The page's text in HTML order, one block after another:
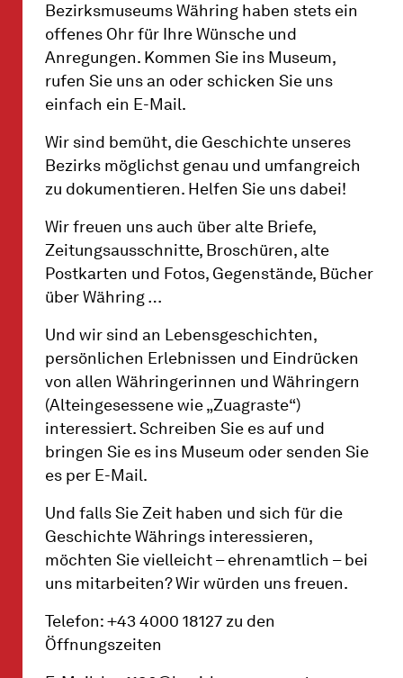
Bezirksmuseums Währing haben stets ein
offenes Ohr für Ihre Wünsche und
Anregungen. Kommen Sie ins Museum,
rufen Sie uns an oder schicken Sie uns
einfach ein E-Mail.
Wir sind bemüht, die Geschichte unseres
Bezirks möglichst genau und umfangreich
zu dokumentieren. Helfen Sie uns dabei!
Wir freuen uns auch über alte Briefe,
Zeitungsausschnitte, Broschüren, alte
Postkarten und Fotos, Gegenstände, Bücher
über Währing …
Und wir sind an Lebensgeschichten,
persönlichen Erlebnissen und Eindrücken
von allen Währingerinnen und Währingern
(Alteingesessene wie „Zuagraste“)
interessiert. Schreiben Sie es auf und
bringen Sie es ins Museum oder senden Sie
es per E-Mail.
Und falls Sie Zeit haben und sich für die
Geschichte Währings interessieren,
möchten Sie vielleicht – ehrenamtlich – bei
uns mitarbeiten? Wir würden uns freuen.
Telefon: +43 4000 18127 zu den
Öffnungszeiten